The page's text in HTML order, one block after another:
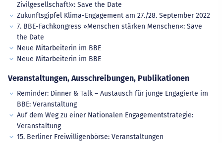
Zivilgesellschaft!«: Save the Date
Zukunftsgipfel Klima-Engagement am 27./28. September 2022
7. BBE-Fachkongress »Menschen stärken Menschen«: Save
the Date
Neue Mitarbeiterin im BBE
Neue Mitarbeiterin im BBE
Veranstaltungen, Ausschreibungen, Publikationen
Reminder: Dinner & Talk – Austausch für junge Engagierte im
BBE: Veranstaltung
Auf dem Weg zu einer Nationalen Engagementstrategie:
Veranstaltung
15. Berliner Freiwilligenbörse: Veranstaltungen